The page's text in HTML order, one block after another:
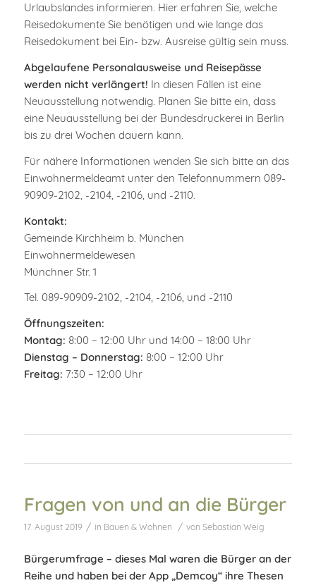
Urlaubslandes informieren. Hier erfahren Sie, welche
Reisedokumente Sie benötigen und wie lange das
Reisedokument bei Ein- bzw. Ausreise gültig sein muss.
Abgelaufene Personalausweise und Reisepässe
werden nicht verlängert! In diesen Fällen ist eine
Neuausstellung notwendig. Planen Sie bitte ein, dass
eine Neuausstellung bei der Bundesdruckerei in Berlin
bis zu drei Wochen dauern kann.
Für nähere Informationen wenden Sie sich bitte an das
Einwohnermeldeamt unter den Telefonnummern 089-
90909-2102, -2104, -2106, und -2110.
Kontakt:
Gemeinde Kirchheim b. München
Einwohnermeldewesen
Münchner Str. 1
Tel. 089-90909-2102, -2104, -2106, und -2110
Öffnungszeiten:
Montag: 8:00 – 12:00 Uhr und 14:00 – 18:00 Uhr
Dienstag – Donnerstag: 8:00 – 12:00 Uhr
Freitag: 7:30 – 12:00 Uhr
Fragen von und an die Bürger
17. August 2019 / in Bauen & Wohnen / von Sebastian Weig
Bürgerumfrage – dieses Mal waren die Bürger an der
Reihe und haben bei der App „Demcoy“ ihre Thesen